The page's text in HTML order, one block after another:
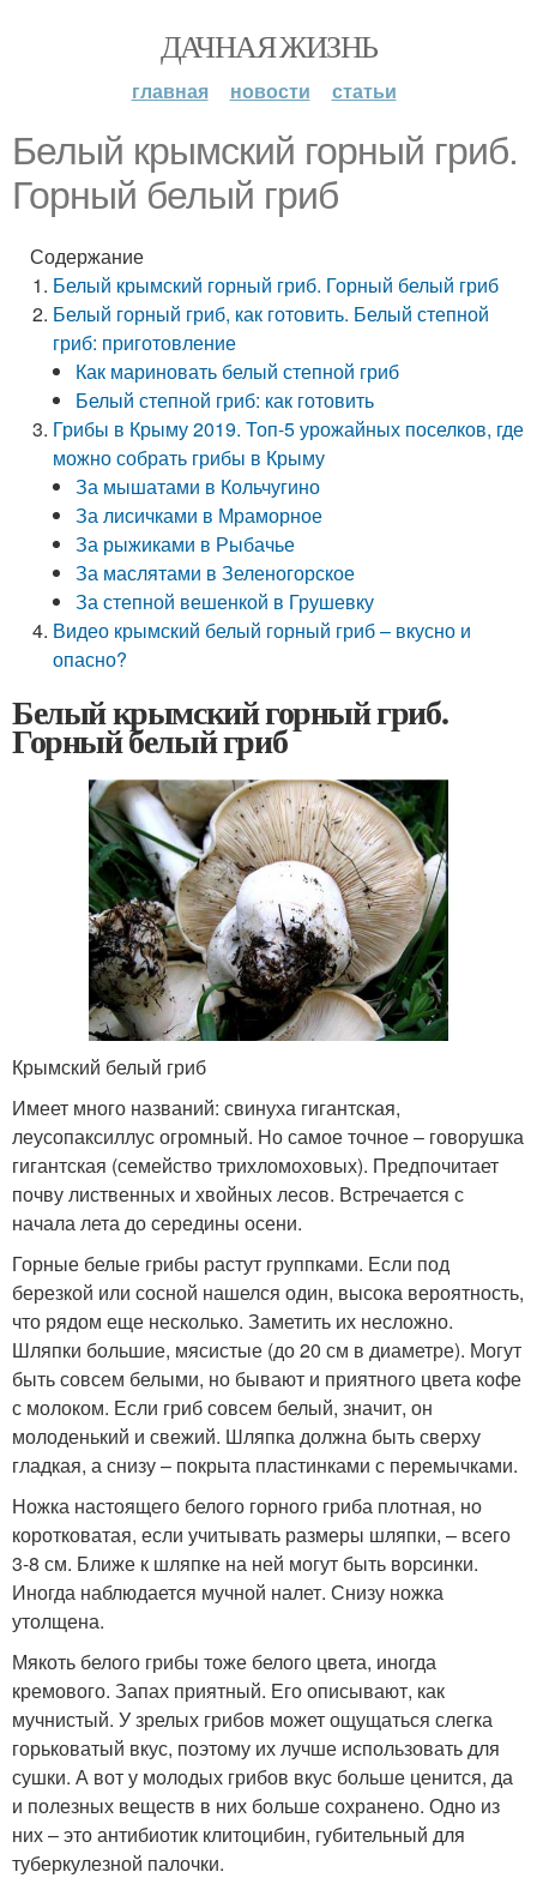
ДАЧНАЯ ЖИЗНЬ
главная новости статьи
Белый крымский горный гриб.
Горный белый гриб
Содержание
Белый крымский горный гриб. Горный белый гриб
Белый горный гриб, как готовить. Белый степной
гриб: приготовление
Как мариновать белый степной гриб
Белый степной гриб: как готовить
Грибы в Крыму 2019. Топ-5 урожайных поселков, где
можно собрать грибы в Крыму
За мышатами в Кольчугино
За лисичками в Мраморное
За рыжиками в Рыбачье
За маслятами в Зеленогорское
За степной вешенкой в Грушевку
Видео крымский белый горный гриб – вкусно и
опасно?
Белый крымский горный гриб.
Горный белый гриб
Крымский белый гриб
Имеет много названий: свинуха гигантская,
леусопаксиллус огромный. Но самое точное – говорушка
гигантская (семейство трихломоховых). Предпочитает
почву лиственных и хвойных лесов. Встречается с
начала лета до середины осени.
Горные белые грибы растут группками. Если под
березкой или сосной нашелся один, высока вероятность,
что рядом еще несколько. Заметить их несложно.
Шляпки большие, мясистые (до 20 см в диаметре). Могут
быть совсем белыми, но бывают и приятного цвета кофе
с молоком. Если гриб совсем белый, значит, он
молоденький и свежий. Шляпка должна быть сверху
гладкая, а снизу – покрыта пластинками с перемычками.
Ножка настоящего белого горного гриба плотная, но
коротковатая, если учитывать размеры шляпки, – всего
3-8 см. Ближе к шляпке на ней могут быть ворсинки.
Иногда наблюдается мучной налет. Снизу ножка
утолщена.
Мякоть белого грибы тоже белого цвета, иногда
кремового. Запах приятный. Его описывают, как
мучнистый. У зрелых грибов может ощущаться слегка
горьковатый вкус, поэтому их лучше использовать для
сушки. А вот у молодых грибов вкус больше ценится, да
и полезных веществ в них больше сохранено. Одно из
них – это антибиотик клитоцибин, губительный для
туберкулезной палочки.